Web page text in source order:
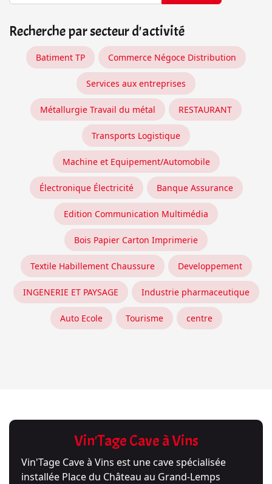
Recherche par secteur d'activité
Batiment TP Commerce Négoce Distribution
Services aux entreprises
Métallurgie Travail du métal RESTAURANT
Transports Logistique
Machine et Equipement/Automobile
Électronique Électricité Banque Assurance
Edition Communication Multimédia
Bois Papier Carton Imprimerie
Textile Habillement Chaussure Developpement
INGENERIE ET PAYSAGE Industrie pharmaceutique
Auto Ecole Tourisme centre
Vin'Tage Cave à Vins
Vin'Tage Cave à Vins est une cave spécialisée
installée Place du Château au Grand-Lemps